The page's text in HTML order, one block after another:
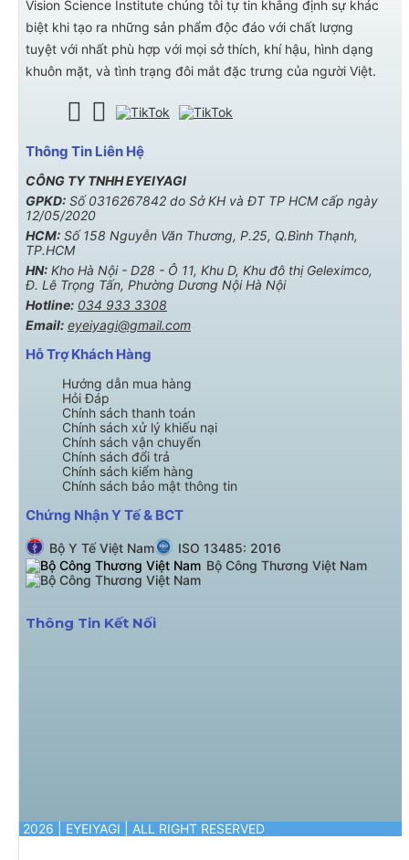
Vision Science Institute chúng tôi tự tin khẳng định sự khác
biệt khi tạo ra những sản phẩm độc đáo với chất lượng
tuyệt với nhất phù hợp với mọi sở thích, khí hậu, hình dạng
khuôn mặt, và tình trạng đôi mắt đặc trưng của người Việt.
Thông Tin Liên Hệ
CÔNG TY TNHH EYEIYAGI
GPKD: Số 0316267842 do Sở KH và ĐT TP HCM cấp ngày
12/05/2020
HCM: Số 158 Nguyễn Văn Thương, P.25, Q.Bình Thạnh,
TP.HCM
HN: Kho Hà Nội - D28 - Ô 11, Khu D, Khu đô thị Geleximco,
Đ. Lê Trọng Tấn, Phường Dương Nội Hà Nội
Hotline: 034 933 3308
Email: eyeiyagi@gmail.com
Hỗ Trợ Khách Hàng
Hướng dẫn mua hàng
Hỏi Đáp
Chính sách thanh toán
Chính sách xử lý khiếu nại
Chính sách vận chuyển
Chính sách đổi trả
Chính sách kiểm hàng
Chính sách bảo mật thông tin
Chứng Nhận Y Tế & BCT
Bộ Y Tế Việt Nam
ISO 13485: 2016
Bộ Công Thương Việt Nam
Thông Tin Kết Nối
© 2026 | EYEIYAGI | ALL RIGHT RESERVED